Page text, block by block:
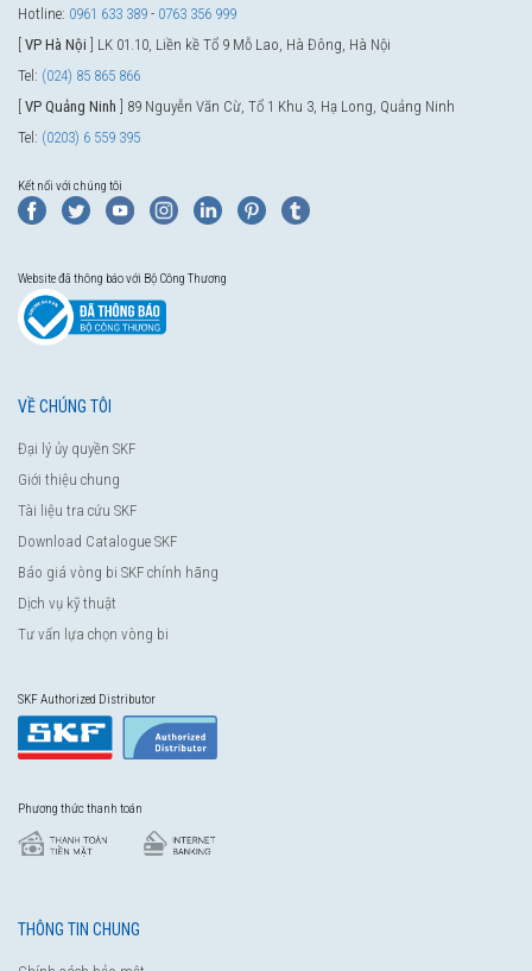
Hotline: 0961 633 389 - 0763 356 999
VP Hà Nội ] LK 01.10, Liền kề Tổ 9 Mỗ Lao, Hà Đông, Hà Nội
Tel: (024) 85 865 866
VP Quảng Ninh ] 89 Nguyễn Văn Cừ, Tổ 1 Khu 3, Hạ Long, Quảng Ninh
Tel: (0203) 6 559 395
Kết nối với chúng tôi
Website đã thông báo với Bộ Công Thương
VỀ CHÚNG TÔI
Đại lý ủy quyền SKF
Giới thiệu chung
Tài liệu tra cứu SKF
Download Catalogue SKF
Báo giá vòng bi SKF chính hãng
Dịch vụ kỹ thuật
Tư vấn lựa chọn vòng bi
SKF Authorized Distributor
Phương thức thanh toán
THÔNG TIN CHUNG